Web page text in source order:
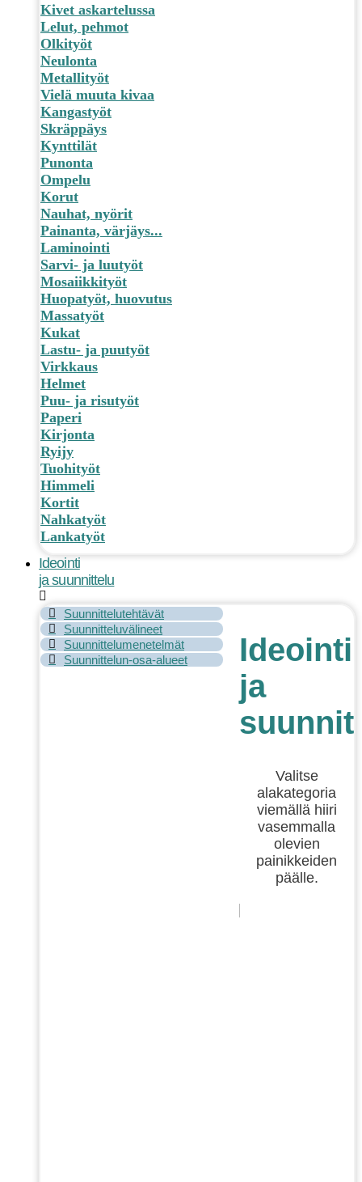
Kivet askartelussa
Lelut, pehmot
Olkityöt
Neulonta
Metallityöt
Vielä muuta kivaa
Kangastyöt
Skräppäys
Kynttilät
Punonta
Ompelu
Korut
Nauhat, nyörit
Painanta, värjäys...
Laminointi
Sarvi- ja luutyöt
Mosaiikkityöt
Huopatyöt, huovutus
Massatyöt
Kukat
Lastu- ja puutyöt
Virkkaus
Helmet
Puu- ja risutyöt
Paperi
Kirjonta
Ryijy
Tuohityöt
Himmeli
Kortit
Nahkatyöt
Lankatyöt
Ideointi
ja suunnittelu
Suunnittelutehtävät
Suunnitteluvälineet
Suunnittelumenetelmät
Suunnittelun-osa-alueet
Ideointi
ja
Valitse
alakategoria
viemällä hiiri
vasemmalla
olevien
painikkeiden
päälle.